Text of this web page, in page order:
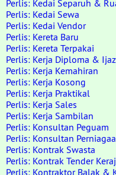
Perlis: Kedai Separuh &
Perlis: Kedai Sewa
Perlis: Kedai Vendor
Perlis: Kereta Baru
Perlis: Kereta Terpakai
Perlis: Kerja Diploma &
Perlis: Kerja Kemahiran
Perlis: Kerja Kosong
Perlis: Kerja Praktikal
Perlis: Kerja Sales
Perlis: Kerja Sambilan
Perlis: Konsultan Peguam
Perlis: Konsultan
Perlis: Kontrak Swasta
Perlis: Kontrak Tender
Perlis: Kontraktor Balak &